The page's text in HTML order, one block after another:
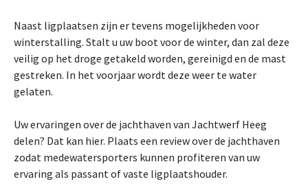
Naast ligplaatsen zijn er tevens mogelijkheden voor
winterstalling. Stalt u uw boot voor de winter, dan zal deze
veilig op het droge getakeld worden, gereinigd en de mast
gestreken. In het voorjaar wordt deze weer te water
gelaten.
Uw ervaringen over de jachthaven van Jachtwerf Heeg
delen? Dat kan hier. Plaats een review over de jachthaven
zodat medewatersporters kunnen profiteren van uw
ervaring als passant of vaste ligplaatshouder.